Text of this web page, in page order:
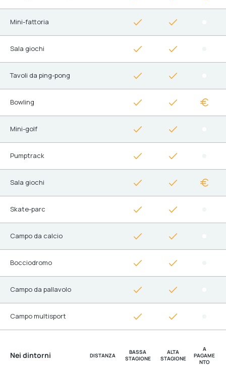
Mini-fattoria
Sala giochi
Tavoli da ping-pong
Bowling
Mini-golf
Pumptrack
Sala giochi
Skate-parc
Campo da calcio
Bocciodromo
Campo da pallavolo
Campo multisport
Nei dintorni DISTANZA
BASSA
STAGIONE
ALTA
STAGIONE
A
PAGAME
NTO